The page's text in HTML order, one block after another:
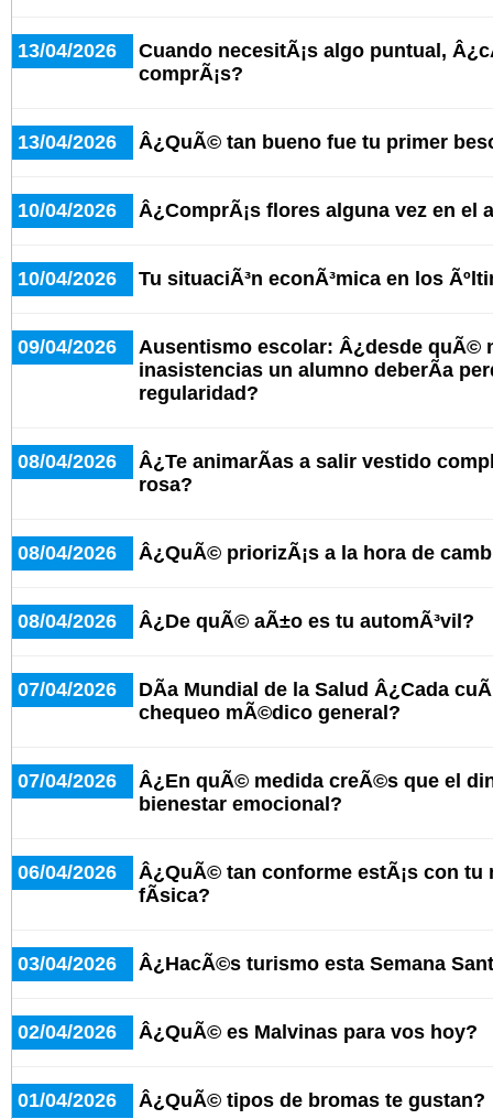
13/04/2026
Cuando necesitÃ¡s algo puntual,
comprÃ¡s?
13/04/2026 Â¿QuÃ© tan bueno fue tu primer
10/04/2026 Â¿ComprÃ¡s flores alguna vez en el
10/04/2026 Tu situaciÃ³n econÃ³mica en los
09/04/2026
Ausentismo escolar: Â¿desde quÃ©
inasistencias un alumno deberÃ­a
regularidad?
08/04/2026
Â¿Te animarÃ­as a salir vestido
rosa?
08/04/2026 Â¿QuÃ© priorizÃ¡s a la hora de
08/04/2026 Â¿De quÃ© aÃ±o es tu automÃ³vil?
07/04/2026
DÃ­a Mundial de la Salud Â¿Cada
chequeo mÃ©dico general?
07/04/2026
Â¿En quÃ© medida creÃ©s que el
bienestar emocional?
06/04/2026
Â¿QuÃ© tan conforme estÃ¡s con tu
fÃ­sica?
03/04/2026 Â¿HacÃ©s turismo esta Semana
02/04/2026 Â¿QuÃ© es Malvinas para vos hoy?
01/04/2026 Â¿QuÃ© tipos de bromas te gustan?